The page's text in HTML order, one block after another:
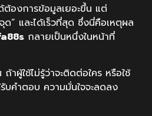
ต้องการข้อมูลเยอะขึ้น แต่
” และได้เร็วที่สุด ซึ่งนี่คือเหตุผล
กลายเป็นหนึ่งในหน้าที่
ถ้าผู้ใช้ไม่รู้ว่าจะติดต่อใคร หรือใช้
รับคำตอบ ความมั่นใจจะลดลง